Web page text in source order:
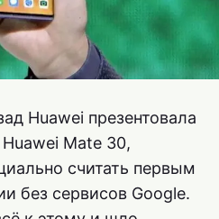
Huawei презентовала
Mate 30,
считать первым
без сервисов Google.